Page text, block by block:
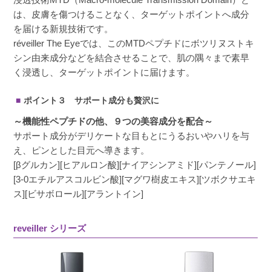
は、皮膚を傷つけることなく、ターゲットポイントへ成分
を届ける新規技術です。
réveiller The Eyeでは、このMTDペプチドにボツリヌストキ
シン由来成分などを結合させることで、肌の隅々まで素早
く浸透し、ターゲットポイントに届けます。
ポイント３ サポート成分も贅沢に
～機能性ペプチドの他、９つの美容成分を配合～
サポート成分がデリケートな目もとにうるおいやハリを与
え、ピンとした目元へ導きます。
[βグルカン][ヒアルロン酸][ナイアシンアミド][パンテノール]
[3-0エチルアスコルビン酸][マグワ樹皮エキス][ツボクサエキ
ス][ビサボロール][アラントイン]
reveiller シリーズ